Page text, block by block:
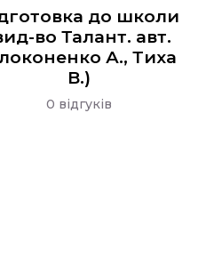
до школи
во Талант. авт.
А., Тиха
В.)
0 відгуків